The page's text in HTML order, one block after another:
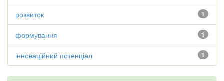
1
розвиток
1
формування
1
інноваційний потенціал